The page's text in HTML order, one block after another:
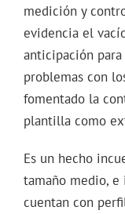
medición y
evidencia el
anticipación
problemas con
fomentado la
plantilla como
Es un hecho
tamaño medio, e
cuentan con